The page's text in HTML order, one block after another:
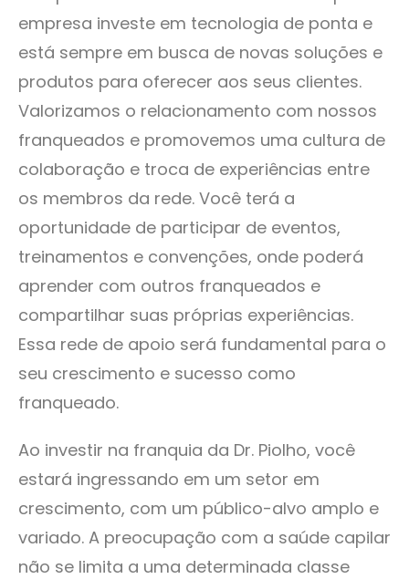
empresa investe em tecnologia de ponta e
está sempre em busca de novas soluções e
produtos para oferecer aos seus clientes.
Valorizamos o relacionamento com nossos
franqueados e promovemos uma cultura de
colaboração e troca de experiências entre
os membros da rede. Você terá a
oportunidade de participar de eventos,
treinamentos e convenções, onde poderá
aprender com outros franqueados e
compartilhar suas próprias experiências.
Essa rede de apoio será fundamental para o
seu crescimento e sucesso como
franqueado.
Ao investir na franquia da Dr. Piolho, você
estará ingressando em um setor em
crescimento, com um público-alvo amplo e
variado. A preocupação com a saúde capilar
não se limita a uma determinada classe